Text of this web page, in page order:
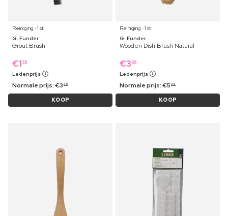
Reiniging ⋅ 1 st
G. Funder
Grout Brush
€1 79
Ledenprijs
Normale prijs:€3 29
KOOP
Reiniging ⋅ 1 st
G. Funder
Wooden Dish Brush Natural
€3 09
Ledenprijs
Normale prijs:€5 39
KOOP